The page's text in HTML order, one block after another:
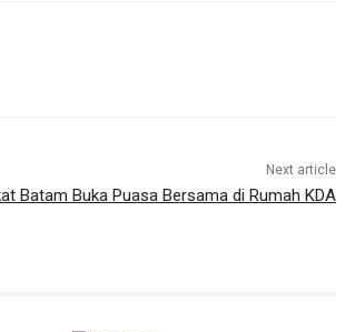
Next article
Batam Buka Puasa Bersama di Rumah KDA